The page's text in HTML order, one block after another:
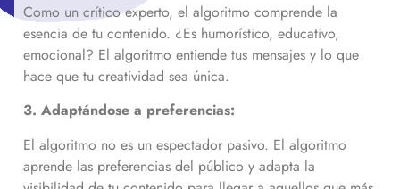
Como un crítico experto, el algoritmo comprende la
esencia de tu contenido. ¿Es humorístico, educativo,
emocional? El algoritmo entiende tus mensajes y lo que
hace que tu creatividad sea única.
3. Adaptándose a preferencias:
El algoritmo no es un espectador pasivo. El algoritmo
aprende las preferencias del público y adapta la